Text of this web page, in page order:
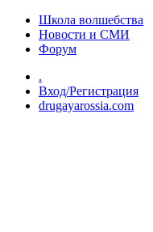
Перейти к основному
Школа волшебства
Новости и СМИ
Форум
.
Вход/Регистрация
drugayarossia.com